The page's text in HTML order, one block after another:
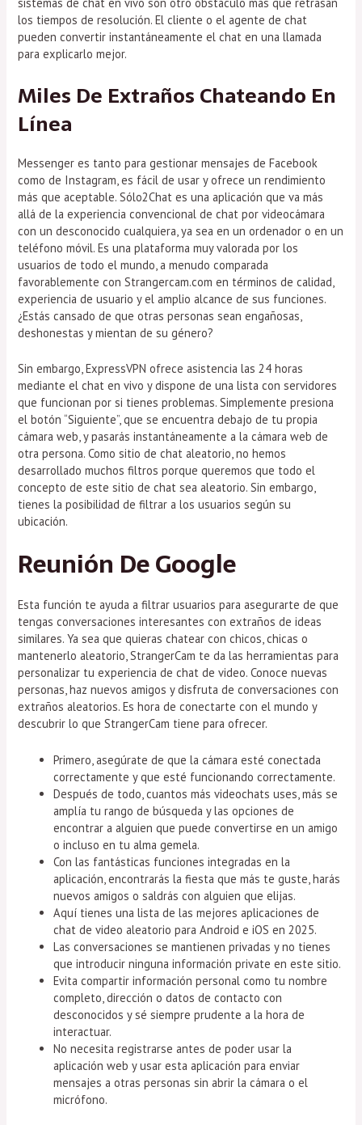
los tiempos de resolución. El cliente o el agente de chat
pueden convertir instantáneamente el chat en una llamada
para explicarlo mejor.
Miles De Extraños Chateando En
Línea
Messenger es tanto para gestionar mensajes de Facebook
como de Instagram, es fácil de usar y ofrece un rendimiento
más que aceptable. Sólo2Chat es una aplicación que va más
allá de la experiencia convencional de chat por videocámara
con un desconocido cualquiera, ya sea en un ordenador o en un
teléfono móvil. Es una plataforma muy valorada por los
usuarios de todo el mundo, a menudo comparada
favorablemente con Strangercam.com en términos de calidad,
experiencia de usuario y el amplio alcance de sus funciones.
¿Estás cansado de que otras personas sean engañosas,
deshonestas y mientan de su género?
Sin embargo, ExpressVPN ofrece asistencia las 24 horas
mediante el chat en vivo y dispone de una lista con servidores
que funcionan por si tienes problemas. Simplemente presiona
el botón “Siguiente”, que se encuentra debajo de tu propia
cámara web, y pasarás instantáneamente a la cámara web de
otra persona. Como sitio de chat aleatorio, no hemos
desarrollado muchos filtros porque queremos que todo el
concepto de este sitio de chat sea aleatorio. Sin embargo,
tienes la posibilidad de filtrar a los usuarios según su
ubicación.
Reunión De Google
Esta función te ayuda a filtrar usuarios para asegurarte de que
tengas conversaciones interesantes con extraños de ideas
similares. Ya sea que quieras chatear con chicos, chicas o
mantenerlo aleatorio, StrangerCam te da las herramientas para
personalizar tu experiencia de chat de video. Conoce nuevas
personas, haz nuevos amigos y disfruta de conversaciones con
extraños aleatorios. Es hora de conectarte con el mundo y
descubrir lo que StrangerCam tiene para ofrecer.
Primero, asegúrate de que la cámara esté conectada
correctamente y que esté funcionando correctamente.
Después de todo, cuantos más videochats uses, más se
amplía tu rango de búsqueda y las opciones de
encontrar a alguien que puede convertirse en un amigo
o incluso en tu alma gemela.
Con las fantásticas funciones integradas en la
aplicación, encontrarás la fiesta que más te guste, harás
nuevos amigos o saldrás con alguien que elijas.
Aquí tienes una lista de las mejores aplicaciones de
chat de video aleatorio para Android e iOS en 2025.
Las conversaciones se mantienen privadas y no tienes
que introducir ninguna información private en este sitio.
Evita compartir información personal como tu nombre
completo, dirección o datos de contacto con
desconocidos y sé siempre prudente a la hora de
interactuar.
No necesita registrarse antes de poder usar la
aplicación web y usar esta aplicación para enviar
mensajes a otras personas sin abrir la cámara o el
micrófono.